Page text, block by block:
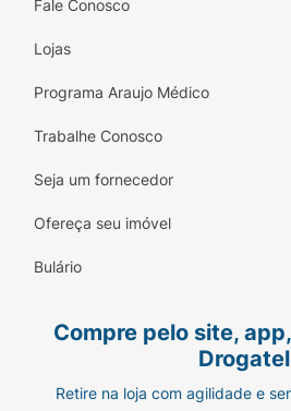
Fale Conosco
Lojas
Programa Araujo Médico
Trabalhe Conosco
Seja um fornecedor
Ofereça seu imóvel
Bulário
Compre pelo site,
Drogatel
Retire na loja com agilidade e